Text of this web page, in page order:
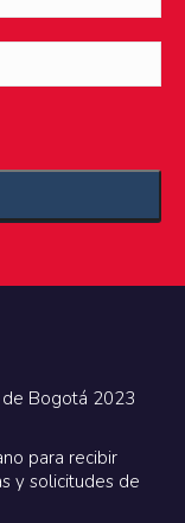
Bogotá 2023
para recibir
y solicitudes de